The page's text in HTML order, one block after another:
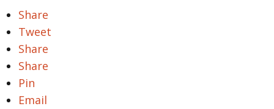
Share
Tweet
Share
Share
Pin
Email